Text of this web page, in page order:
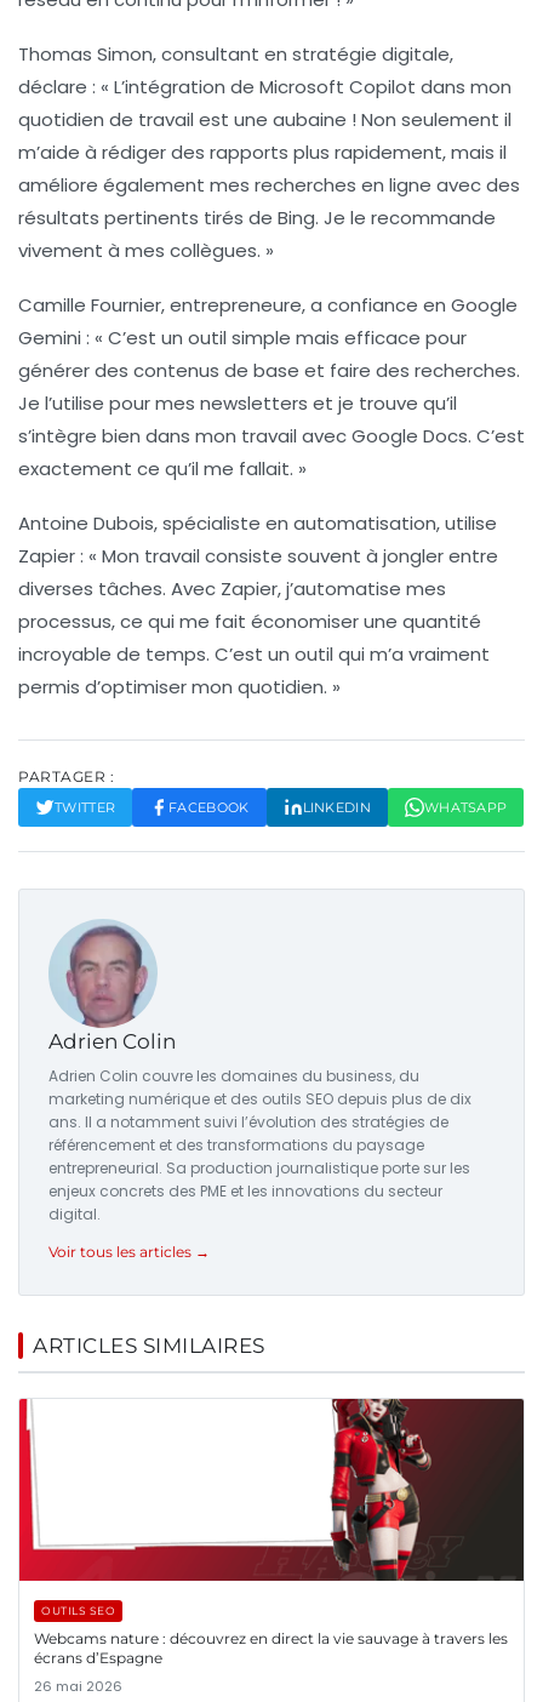
Thomas Simon, consultant en stratégie digitale,
déclare : « L’intégration de Microsoft Copilot dans mon
quotidien de travail est une aubaine ! Non seulement il
m’aide à rédiger des rapports plus rapidement, mais il
améliore également mes recherches en ligne avec des
résultats pertinents tirés de Bing. Je le recommande
vivement à mes collègues. »
Camille Fournier, entrepreneure, a confiance en Google
Gemini : « C’est un outil simple mais efficace pour
générer des contenus de base et faire des recherches.
Je l’utilise pour mes newsletters et je trouve qu’il
s’intègre bien dans mon travail avec Google Docs. C’est
exactement ce qu’il me fallait. »
Antoine Dubois, spécialiste en automatisation, utilise
Zapier: « Mon travail consiste souvent à jongler entre
diverses tâches. Avec Zapier, j’automatise mes
processus, ce qui me fait économiser une quantité
incroyable de temps. C’est un outil qui m’a vraiment
permis d’optimiser mon quotidien. »
PARTAGER :
TWITTER FACEBOOK LINKEDIN WHATSAPP
Adrien Colin
Adrien Colin couvre les domaines du business, du
marketing numérique et des outils SEO depuis plus de dix
ans. Il a notamment suivi l’évolution des stratégies de
référencement et des transformations du paysage
entrepreneurial. Sa production journalistique porte sur les
enjeux concrets des PME et les innovations du secteur
digital.
Voir tous les articles →
ARTICLES SIMILAIRES
OUTILS SEO
Webcams nature : découvrez en direct la vie sauvage à travers les
écrans d’Espagne
26 mai 2026